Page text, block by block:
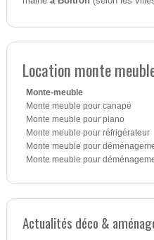
Location monte
Monte-meuble
Monte meuble pour canapé
Monte meuble pour piano
Monte meuble pour réfrigérateur
Monte meuble pour
Monte meuble pour
Actualités déco &